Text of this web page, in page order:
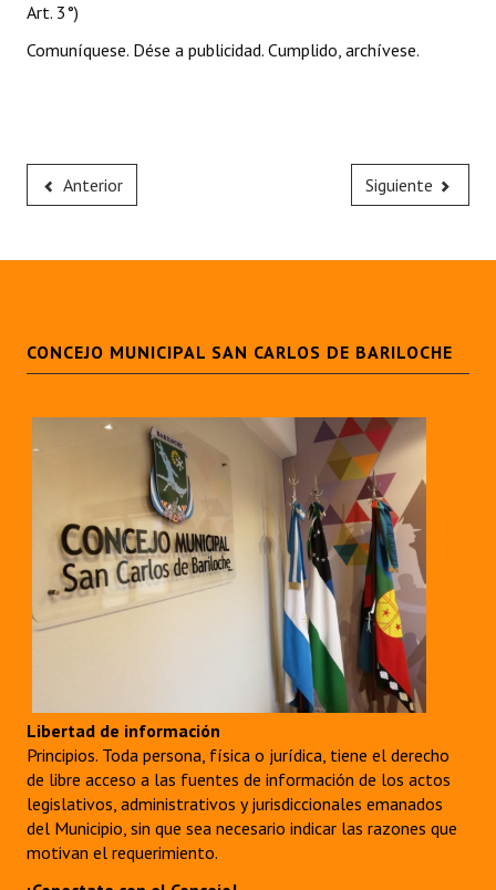
Art. 3°)
Comuníquese. Dése a publicidad. Cumplido, archívese.
Anterior Siguiente
CONCEJO MUNICIPAL SAN CARLOS DE BARILOCHE
Libertad de información
Principios. Toda persona, física o jurídica, tiene el derecho
de libre acceso a las fuentes de información de los actos
legislativos, administrativos y jurisdiccionales emanados
del Municipio, sin que sea necesario indicar las razones que
motivan el requerimiento.